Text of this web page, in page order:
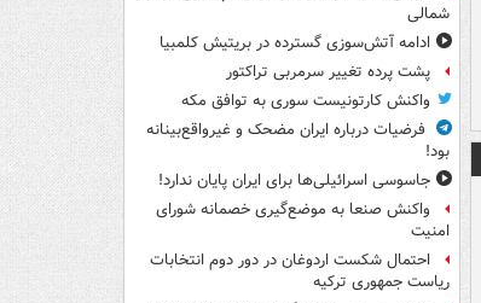
شمالی
ادامه آتش‌سوزی گسترده در بریتیش کلمبیا
پشت پرده تغییر سرمربی تراکتور
واکنش کارتونیست سوری به توافق مکه
فرضیات درباره ایران مضحک و غیرواقع‌بینانه
بود!
جاسوسی اسرائیلی‌ها برای ایران پایان ندارد!
واکنش صنعا به موضع‌گیری خصمانه شورای
امنیت
احتمال شکست اردوغان در دور دوم انتخابات
ریاست جمهوری ترکیه